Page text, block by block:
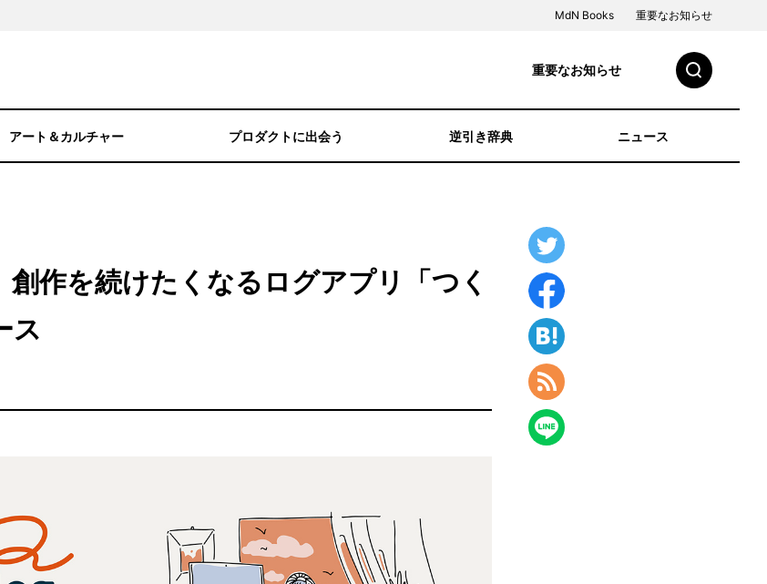
MdN Books 重要なお知らせ
重要なお知らせ
アート＆カルチャー プロダクトに出会う 逆引き辞典 ニュース
創作を続けたくなるログアプリ「つく
ス